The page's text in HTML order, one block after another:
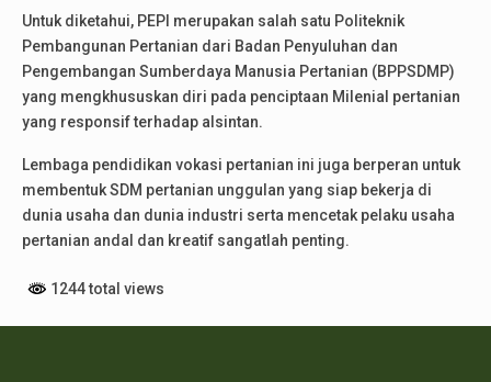
Untuk diketahui, PEPI merupakan salah satu Politeknik
Pembangunan Pertanian dari Badan Penyuluhan dan
Pengembangan Sumberdaya Manusia Pertanian (BPPSDMP)
yang mengkhususkan diri pada penciptaan Milenial pertanian
yang responsif terhadap alsintan.
Lembaga pendidikan vokasi pertanian ini juga berperan untuk
membentuk SDM pertanian unggulan yang siap bekerja di
dunia usaha dan dunia industri serta mencetak pelaku usaha
pertanian andal dan kreatif sangatlah penting.
1244 total views